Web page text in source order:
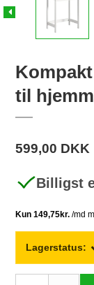
til
599,00 DKK
Billigst
Lagerstatus: